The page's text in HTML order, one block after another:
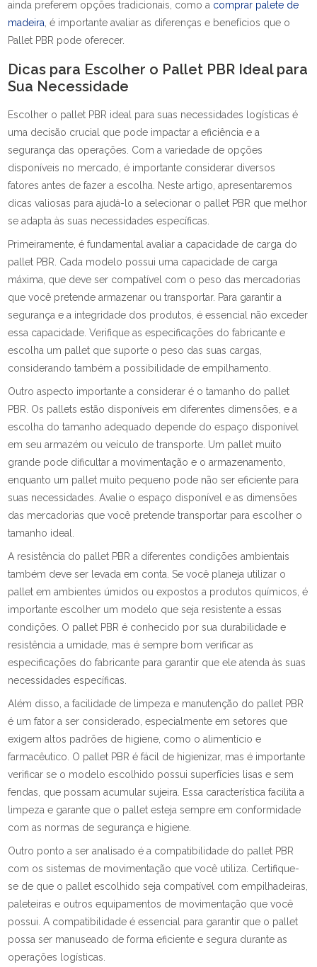
ainda preferem opções tradicionais, como a comprar palete de
madeira , é importante avaliar as diferenças e benefícios que o
Pallet PBR pode oferecer.
Dicas para Escolher o Pallet PBR Ideal para
Sua Necessidade
Escolher o pallet PBR ideal para suas necessidades logísticas é
uma decisão crucial que pode impactar a eficiência e a
segurança das operações. Com a variedade de opções
disponíveis no mercado, é importante considerar diversos
fatores antes de fazer a escolha. Neste artigo, apresentaremos
dicas valiosas para ajudá-lo a selecionar o pallet PBR que melhor
se adapta às suas necessidades específicas.
Primeiramente, é fundamental avaliar a capacidade de carga do
pallet PBR. Cada modelo possui uma capacidade de carga
máxima, que deve ser compatível com o peso das mercadorias
que você pretende armazenar ou transportar. Para garantir a
segurança e a integridade dos produtos, é essencial não exceder
essa capacidade. Verifique as especificações do fabricante e
escolha um pallet que suporte o peso das suas cargas,
considerando também a possibilidade de empilhamento.
Outro aspecto importante a considerar é o tamanho do pallet
PBR. Os pallets estão disponíveis em diferentes dimensões, e a
escolha do tamanho adequado depende do espaço disponível
em seu armazém ou veículo de transporte. Um pallet muito
grande pode dificultar a movimentação e o armazenamento,
enquanto um pallet muito pequeno pode não ser eficiente para
suas necessidades. Avalie o espaço disponível e as dimensões
das mercadorias que você pretende transportar para escolher o
tamanho ideal.
A resistência do pallet PBR a diferentes condições ambientais
também deve ser levada em conta. Se você planeja utilizar o
pallet em ambientes úmidos ou expostos a produtos químicos, é
importante escolher um modelo que seja resistente a essas
condições. O pallet PBR é conhecido por sua durabilidade e
resistência a umidade, mas é sempre bom verificar as
especificações do fabricante para garantir que ele atenda às suas
necessidades específicas.
Além disso, a facilidade de limpeza e manutenção do pallet PBR
é um fator a ser considerado, especialmente em setores que
exigem altos padrões de higiene, como o alimentício e
farmacêutico. O pallet PBR é fácil de higienizar, mas é importante
verificar se o modelo escolhido possui superfícies lisas e sem
fendas, que possam acumular sujeira. Essa característica facilita a
limpeza e garante que o pallet esteja sempre em conformidade
com as normas de segurança e higiene.
Outro ponto a ser analisado é a compatibilidade do pallet PBR
com os sistemas de movimentação que você utiliza. Certifique-
se de que o pallet escolhido seja compatível com empilhadeiras,
paleteiras e outros equipamentos de movimentação que você
possui. A compatibilidade é essencial para garantir que o pallet
possa ser manuseado de forma eficiente e segura durante as
operações logísticas.